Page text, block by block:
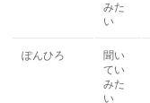
みた
い
ぽんひろ
聞い
てい
みた
い